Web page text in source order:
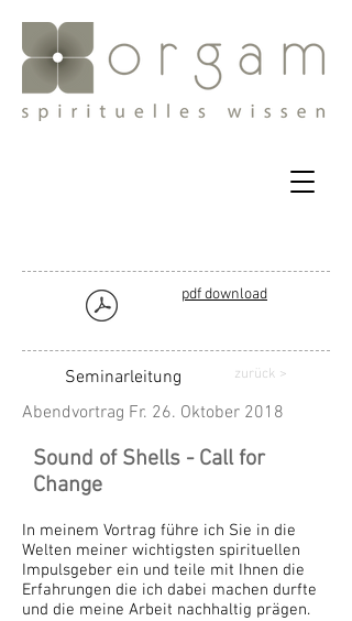
pdf download
Seminarleitung zurück >
Abendvortrag Fr. 26. Oktober 2018
Sound of Shells - Call for
Change
In meinem Vortrag führe ich Sie in die
Welten meiner wichtigsten spirituellen
Impulsgeber ein und teile mit Ihnen die
Erfahrungen die ich dabei machen durfte
und die meine Arbeit nachhaltig prägen.